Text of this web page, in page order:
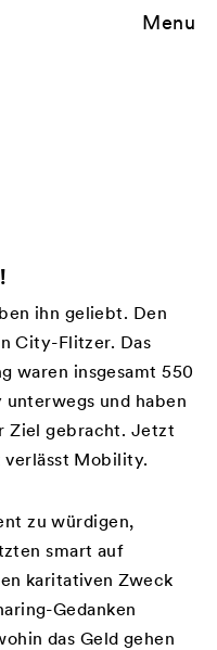
Menu
ihn geliebt. Den
City-Flitzer. Das
waren insgesamt 550
und haben
Ziel gebracht. Jetzt
Mobility.
zu würdigen,
smart auf
karitativen Zweck
Gedanken
das Geld gehen